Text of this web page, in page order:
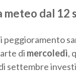
meteo dal 12
peggioramento
di mercoledì,
settembre